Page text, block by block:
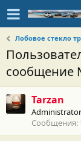
Лобовое стекло
сообщение
Tarzan
Administrator
Сообщения